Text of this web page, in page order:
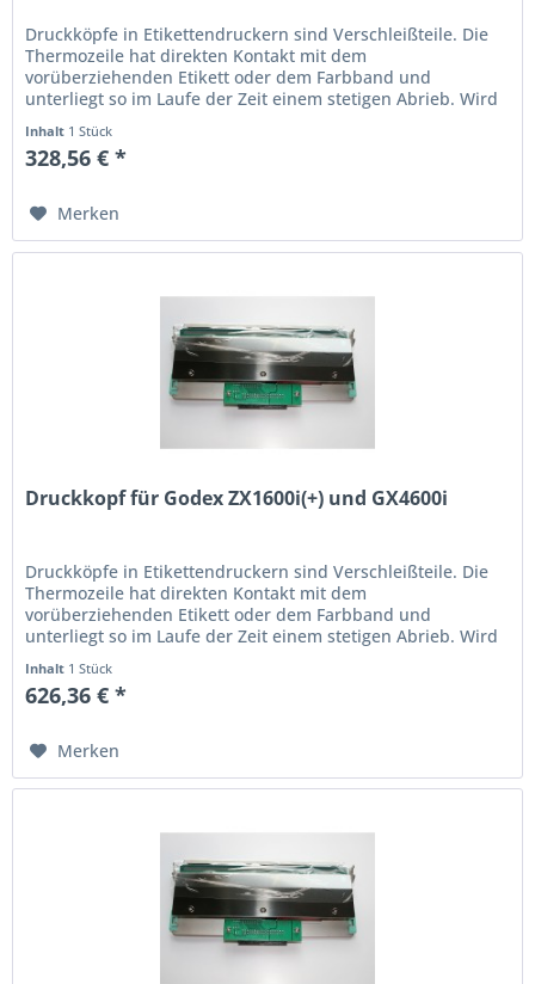
Druckköpfe in Etikettendruckern sind Verschleißteile. Die
Thermo­zeile hat direkten Kontakt mit dem
vorüberziehenden Etikett oder dem Farbband und
unterliegt so im Laufe der Zeit einem stetigen Abrieb. Wird
Inhalt 1 Stück
328,56 € *
Merken
Druckkopf für Godex ZX1600i(+) und GX4600i
Druckköpfe in Etikettendruckern sind Verschleißteile. Die
Thermo­zeile hat direkten Kontakt mit dem
vorüberziehenden Etikett oder dem Farbband und
unterliegt so im Laufe der Zeit einem stetigen Abrieb. Wird
Inhalt 1 Stück
626,36 € *
Merken